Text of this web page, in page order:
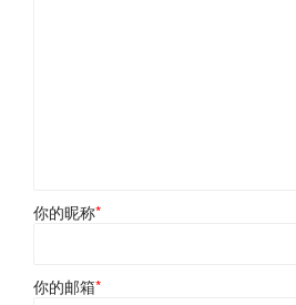
你的昵称*
你的邮箱*